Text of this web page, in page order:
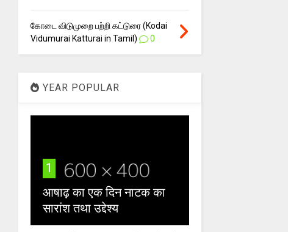
கோடை விடுமுறை பற்றி கட்டுரை (Kodai
Vidumurai Katturai in Tamil)
0
YEAR POPULAR
1
आषाढ़ का एक दिन नाटक का
सारांश तथा उद्देश्य